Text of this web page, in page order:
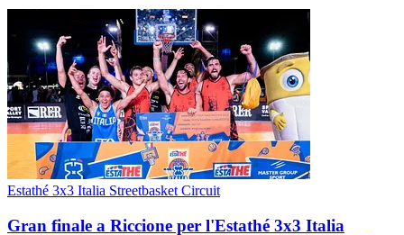
Estathé 3x3 Italia Streetbasket Circuit
Gran finale a Riccione per l'Estathé 3x3 Italia